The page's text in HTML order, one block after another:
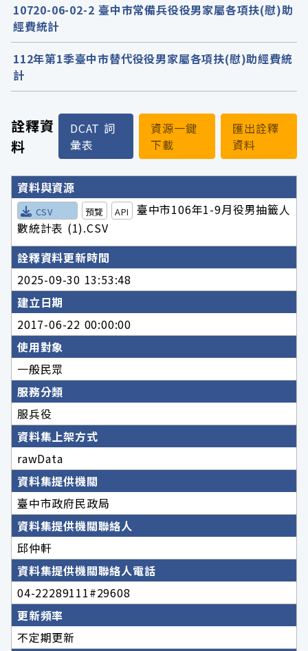
詮釋資
料
DCAT 詞
彙表
資源一鍵
下載
匯出詮釋
資料
詮釋資料詳細內容
資料與資源
CSV 預覽 API
臺中市106年1-9月役男抽籤人
數統計表 (1).CSV
詮釋資料更新時間
2025-09-30 13:53:48
建立日期
2017-06-22 00:00:00
使用對象
一般民眾
服務分類
服兵役
資料集上架方式
rawData
資料集提供機關
臺中市政府民政局
資料集提供機關聯絡人
邱仲軒
資料集提供機關聯絡人電話
04-22289111#29608
更新頻率
不定期更新
10720-06-02-2 臺中市常備兵役役男家屬各項扶(慰)助
經費統計
112年第1季臺中市替代役役男家屬各項扶(慰)助經費統
計